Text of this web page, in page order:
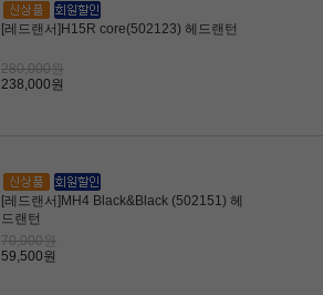
[레드랜서]H15R core(502123) 헤드랜턴
280,000원
238,000원
[레드랜서]MH4 Black&Black (502151) 헤
드랜턴
70,000원
59,500원